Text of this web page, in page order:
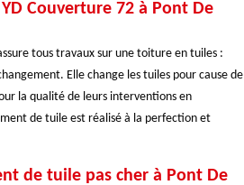
Couverture 72 à Pont De
tous travaux sur une toiture en tuiles :
Elle change les tuiles pour cause de
la qualité de leurs interventions en
de tuile est réalisé à la perfection et
de tuile pas cher à Pont De